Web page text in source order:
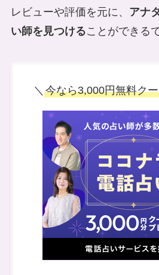
レビューや評価を元に、 アナ
い師を見つけることができる
＼ 今なら3,000円無料ク